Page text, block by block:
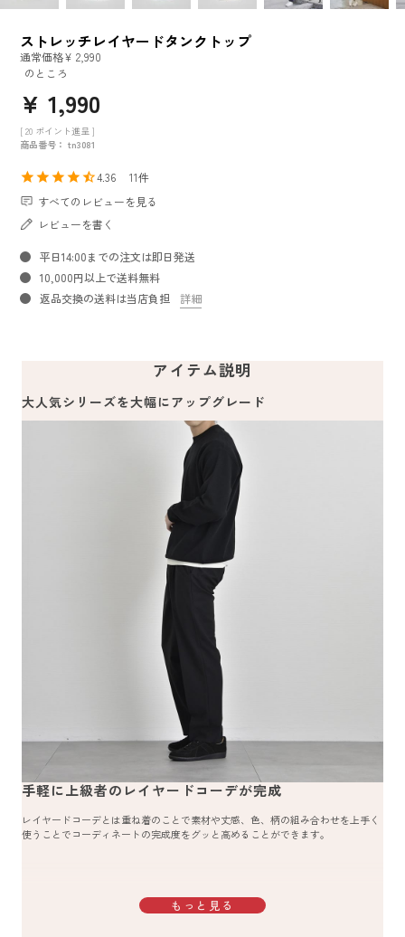
ストレッチレイヤードタンクトップ
通常価格¥ 2,990
のところ
¥ 1,990
[ 20 ポイント進呈 ]
商品番号
tn3081
4.36
11
すべてのレビューを見る
レビューを書く
平日14:00までの注文は即日発送
10,000円以上で送料無料
返品交換の送料は当店負担
詳細
アイテム説明
大人気シリーズを大幅にアップグレード
手軽に上級者のレイヤードコーデが完成
レイヤードコーデとは重ね着のことで素材や丈感、色、柄の組み合わせを上手く
使うことでコーディネートの完成度をグッと高めることができます。
もっと見る